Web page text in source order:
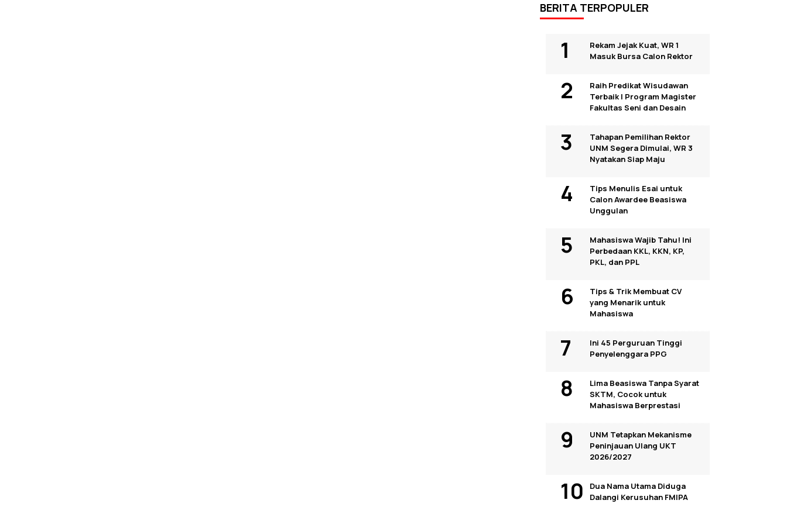
BERITA TERPOPULER
Rekam Jejak Kuat, WR 1
Masuk Bursa Calon Rektor
Raih Predikat Wisudawan
Terbaik I Program Magister
Fakultas Seni dan Desain
Tahapan Pemilihan Rektor
UNM Segera Dimulai, WR 3
Nyatakan Siap Maju
Tips Menulis Esai untuk
Calon Awardee Beasiswa
Unggulan
Mahasiswa Wajib Tahu! Ini
Perbedaan KKL, KKN, KP,
PKL, dan PPL
Tips & Trik Membuat CV
yang Menarik untuk
Mahasiswa
Ini 45 Perguruan Tinggi
Penyelenggara PPG
Lima Beasiswa Tanpa Syarat
SKTM, Cocok untuk
Mahasiswa Berprestasi
UNM Tetapkan Mekanisme
Peninjauan Ulang UKT
2026/2027
Dua Nama Utama Diduga
Dalangi Kerusuhan FMIPA